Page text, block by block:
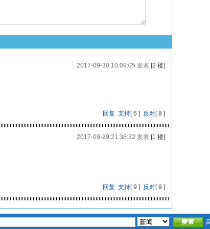
2017-09-30 10:09:05 发表[2 楼]
回复 支持[6 ] 反对[8 ]
2017-09-29 21:38:32 发表[1 楼]
回复 支持[9 ] 反对[9 ]